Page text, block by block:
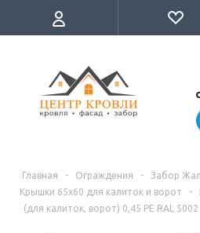
Главная - Ограждения - Забор
Крышки 65х60 для калиток и ворот
-
(для калиток, ворот) 0,45 PE RAL